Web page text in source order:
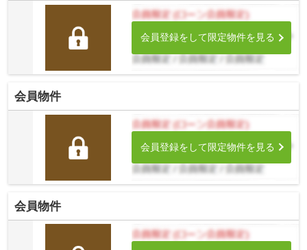
会員登録をして限定物件を見る
会員物件
会員登録をして限定物件を見る
会員物件